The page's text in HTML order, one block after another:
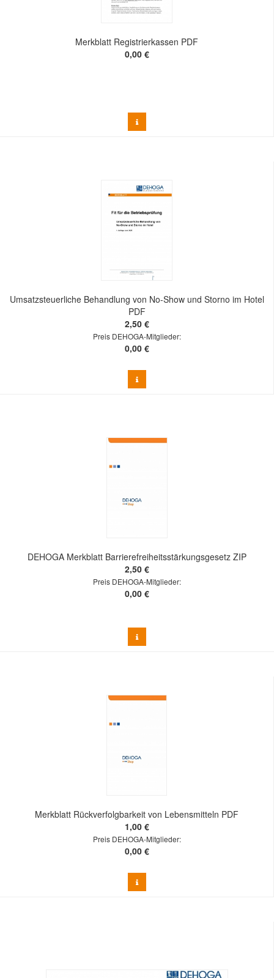
Merkblatt Registrierkassen PDF
0,00 €
Umsatzsteuerliche Behandlung von No-Show und Storno im Hotel
PDF
2,50 €
Preis DEHOGA-Mitglieder:
0,00 €
DEHOGA Merkblatt Barrierefreiheitsstärkungsgesetz ZIP
2,50 €
Preis DEHOGA-Mitglieder:
0,00 €
Merkblatt Rückverfolgbarkeit von Lebensmitteln PDF
1,00 €
Preis DEHOGA-Mitglieder:
0,00 €